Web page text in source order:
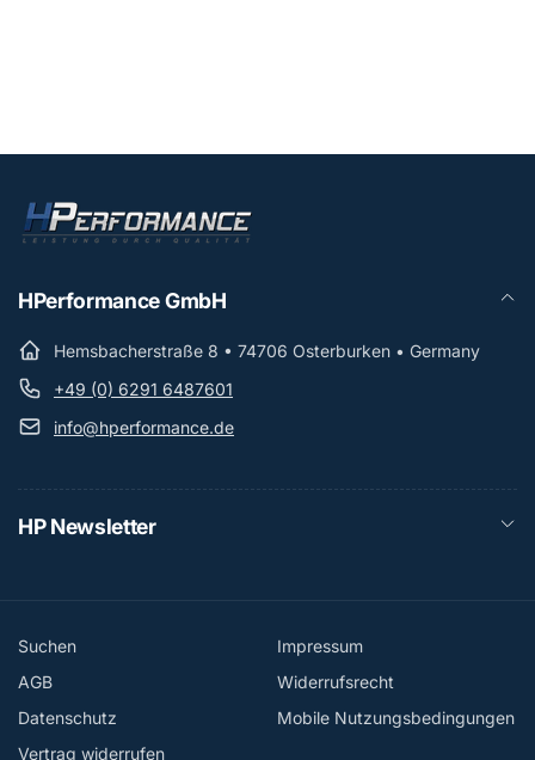
HPerformance GmbH
Hemsbacherstraße 8 • 74706 Osterburken • Germany
+49 (0) 6291 6487601
info@hperformance.de
HP Newsletter
Suchen
Impressum
AGB
Widerrufsrecht
Datenschutz
Mobile Nutzungsbedingungen
Vertrag widerrufen